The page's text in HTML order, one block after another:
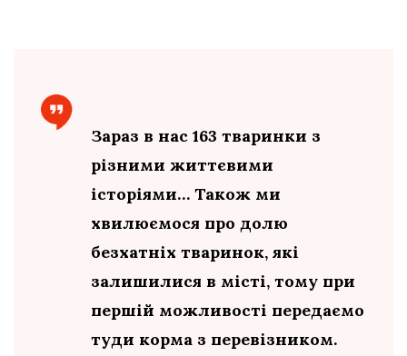
Зараз в нас 163 тваринки з
різними життєвими
історіями… Також ми
хвилюємося про долю
безхатніх тваринок, які
залишилися в місті, тому при
першій можливості передаємо
туди корма з перевізником.